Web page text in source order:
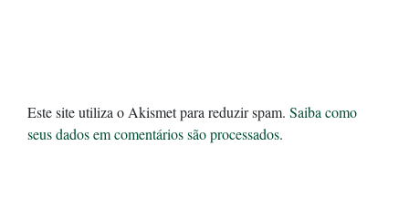
Este site utiliza o Akismet para reduzir spam. Saiba como
seus dados em comentários são processados.